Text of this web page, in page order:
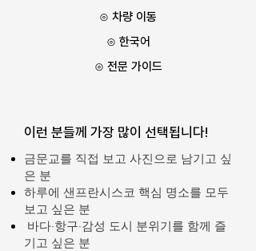
⊙ 차량 이동
⊙ 한국어
⊙ 전문 가이드
이런 분들께 가장 많이 선택됩니다!
금문교를 직접 보고 사진으로 남기고 싶
은 분
하루에 샌프란시스코 핵심 명소를 모두
보고 싶은 분
바다·항구·감성 도시 분위기를 함께 즐
기고 싶은 분